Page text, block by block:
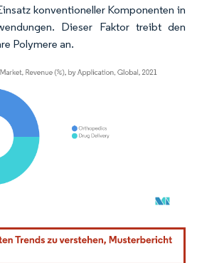
konventioneller Komponenten in
Dieser Faktor treibt den
Polymere an.
erfordert Namensnennung gemäß